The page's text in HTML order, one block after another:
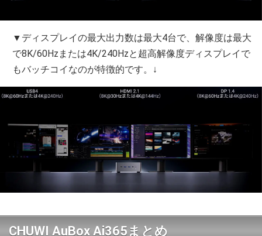
▼ディスプレイの最大出力数は最大4台で、解像度は最大
で8K/60Hzまたは4K/240Hzと超高解像度ディスプレイで
もバッチコイなのが特徴的です。↓
CHUWI AuBox Ai365まとめ